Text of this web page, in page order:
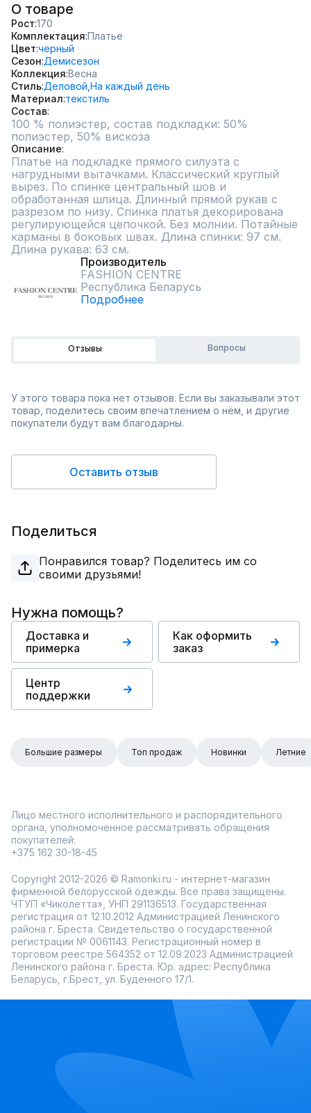
О товаре
Рост 170
Комплектация Платье
Цвет черный
Сезон Демисезон
Коллекция Весна
Стиль Деловой, На каждый день
Материал текстиль
Состав
100 % полиэстер, состав подкладки: 50%
полиэстер, 50% вискоза
Описание
Платье на подкладке прямого силуэта с
нагрудными вытачками. Классический круглый
вырез. По спинке центральный шов и
обработанная шлица. Длинный прямой рукав с
разрезом по низу. Спинка платья декорирована
регулирующейся цепочкой. Без молнии. Потайные
карманы в боковых швах. Длина спинки: 97 см.
Длина рукава: 63 см.
Производитель
FASHION CENTRE
Республика Беларусь
Подробнее
Отзывы Вопросы
У этого товара пока нет отзывов. Если вы заказывали этот
товар, поделитесь своим впечатлением о нём, и другие
покупатели будут вам благодарны.
Оставить отзыв
Поделиться
Понравился товар? Поделитесь им со
своими друзьями!
Нужна помощь?
Доставка и
примерка
Как оформить
заказ
Центр
поддержки
Большие размеры Топ продаж Новинки Летние
Лицо местного исполнительного и распорядительного
органа, уполномоченное рассматривать обращения
покупателей:
+375 162 30-18-45
Copyright 2012-2026 © Ramonki.ru - интернет-магазин
фирменной белорусской одежды. Все права защищены.
ЧТУП «Чиколетта», УНП 291136513. Государственная
регистрация от 12.10.2012 Администрацией Ленинского
района г. Бреста. Свидетельство о государственной
регистрации № 0061143. Регистрационный номер в
торговом реестре 564352 от 12.09.2023 Администрацией
Ленинского района г. Бреста. Юр. адрес: Республика
Беларусь, г.Брест, ул. Буденного 17/1.